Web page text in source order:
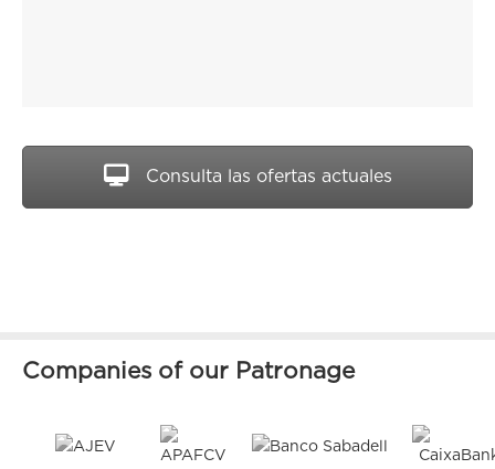
Consulta las ofertas actuales
Companies of our Patronage